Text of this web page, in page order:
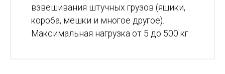
взвешивания штучных грузов (ящики,
короба, мешки и многое другое).
Максимальная нагрузка от 5 до 500 кг.